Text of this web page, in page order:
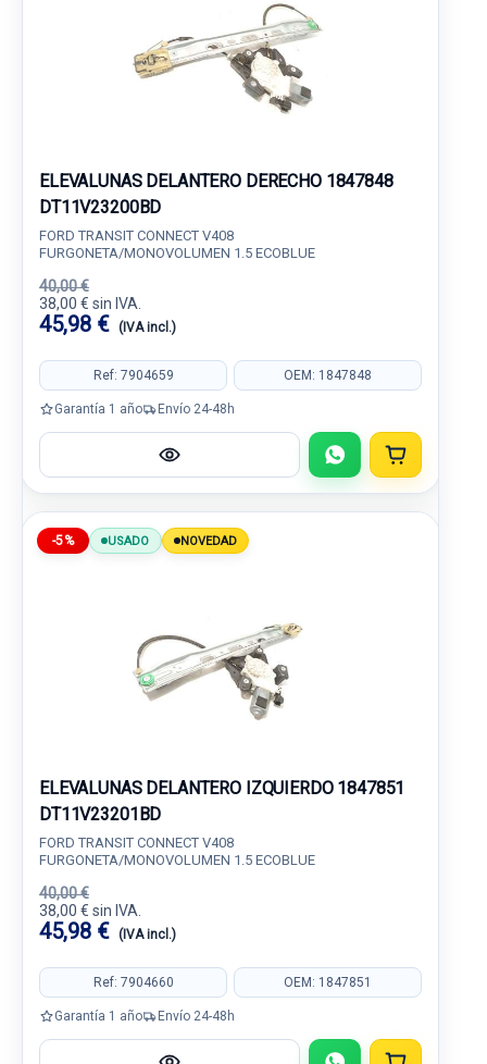
ELEVALUNAS DELANTERO DERECHO 1847848
DT11V23200BD
FORD TRANSIT CONNECT V408
FURGONETA/MONOVOLUMEN 1.5 ECOBLUE
40,00 €
38,00 € sin IVA.
45,98 € (IVA incl.)
Ref: 7904659 OEM: 1847848
Garantía 1 año Envío 24-48h
-5% USADO NOVEDAD
ELEVALUNAS DELANTERO IZQUIERDO 1847851
DT11V23201BD
FORD TRANSIT CONNECT V408
FURGONETA/MONOVOLUMEN 1.5 ECOBLUE
40,00 €
38,00 € sin IVA.
45,98 € (IVA incl.)
Ref: 7904660 OEM: 1847851
Garantía 1 año Envío 24-48h